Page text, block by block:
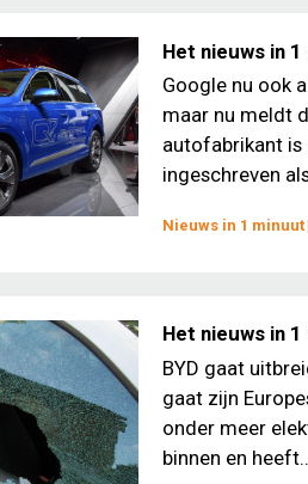
Het nieuws in
Google nu ook
maar nu meldt
autofabrikant
ingeschreven
Nieuws in 1 minuut
Het nieuws in
BYD gaat
gaat zijn
onder meer
binnen en